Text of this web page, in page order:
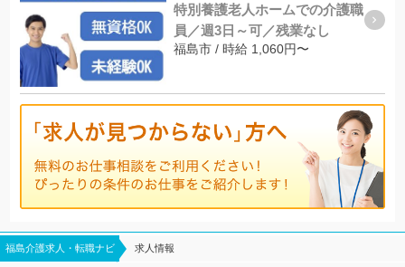
特別養護老人ホームでの介護職
員／週3日～可／残業なし
福島市 / 時給 1,060円〜
福島介護求人・転職ナビ 求人情報